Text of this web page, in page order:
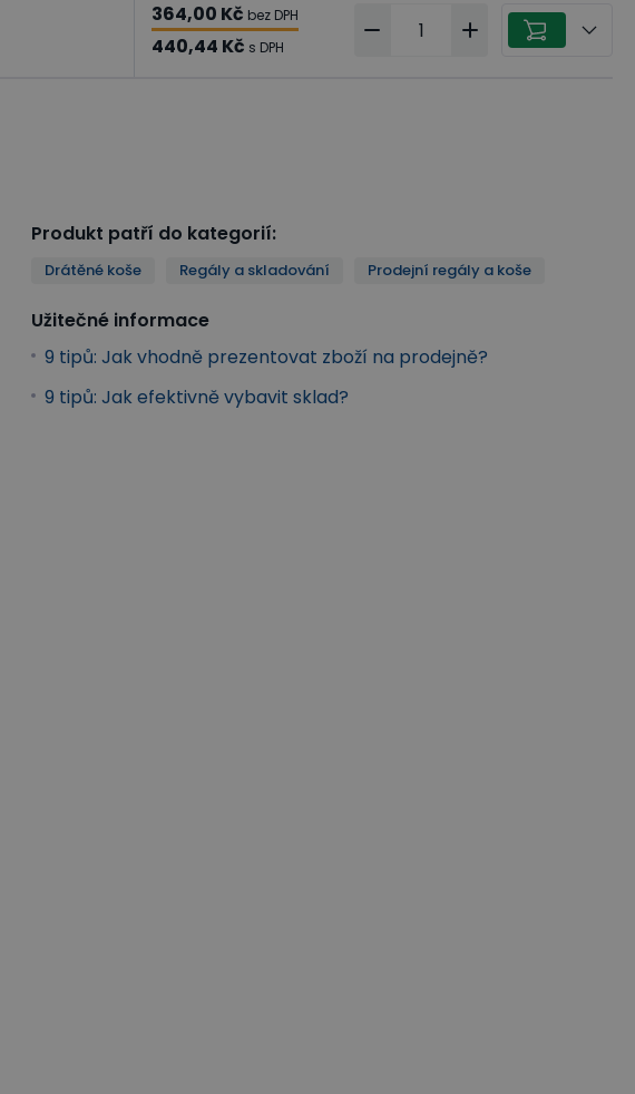
364,00 Kč bez DPH
440,44 Kč s DPH
Produkt patří do kategorií:
Drátěné koše Regály a skladování Prodejní regály a koše
Užitečné informace
9 tipů: Jak vhodně prezentovat zboží na prodejně?
9 tipů: Jak efektivně vybavit sklad?